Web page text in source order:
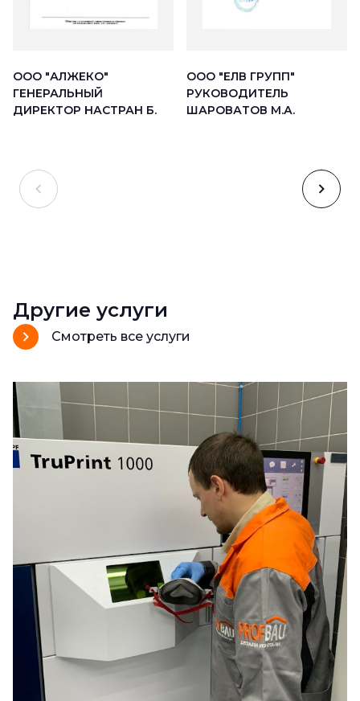
ООО "АЛЖЕКО"
ГЕНЕРАЛЬНЫЙ
ДИРЕКТОР НАСТРАН Б.
ООО "ЕЛВ ГРУПП"
РУКОВОДИТЕЛЬ
ШАРОВАТОВ М.А.
Другие услуги
Смотреть все услуги